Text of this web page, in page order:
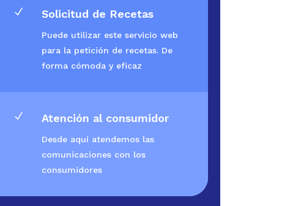
N Solicitud de Recetas
Puede utilizar este servicio web
para la petición de recetas. De
forma cómoda y eficaz
N Atención al consumidor
Desde aquí atendemos las
comunicaciones con los
consumidores